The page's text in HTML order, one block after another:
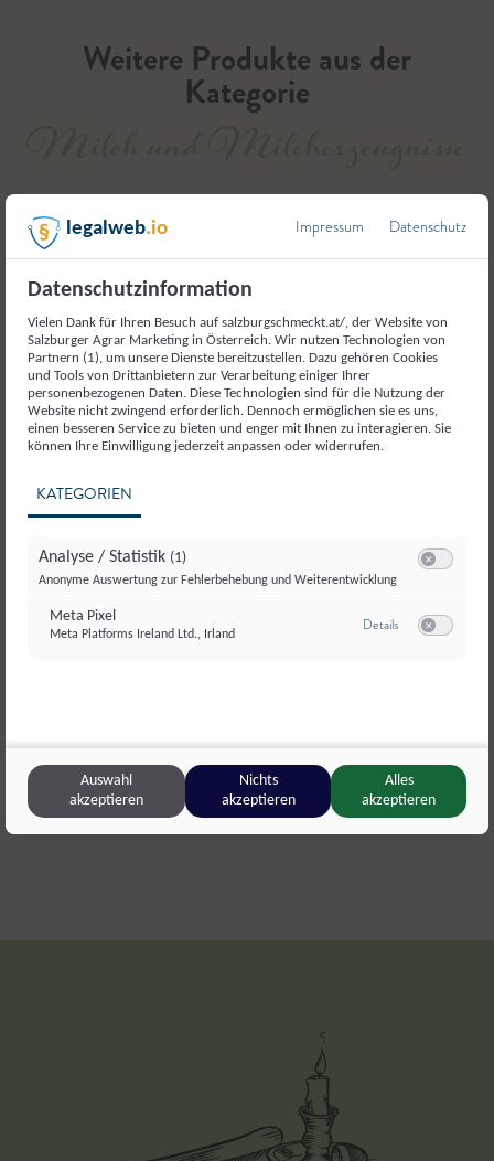
Weitere Produkte aus der
Kategorie
Riedltraube,Hartkäse
legalweb.io Impressum Datenschutz
Datenschutzinformation
Vielen Dank für Ihren Besuch auf salzburgschmeckt.at/, der Website von
Salzburger Agrar Marketing in Österreich. Wir nutzen Technologien von
Partnern (1), um unsere Dienste bereitzustellen. Dazu gehören Cookies
und Tools von Drittanbietern zur Verarbeitung einiger Ihrer
personenbezogenen Daten. Diese Technologien sind für die Nutzung der
Website nicht zwingend erforderlich. Dennoch ermöglichen sie es uns,
einen besseren Service zu bieten und enger mit Ihnen zu interagieren. Sie
können Ihre Einwilligung jederzeit anpassen oder widerrufen.
KATEGORIEN
Analyse / Statistik (1)
Anonyme Auswertung zur Fehlerbehebung und Weiterentwicklung
Meta Pixel
Meta Platforms Ireland Ltd., Irland
Detailszu Meta Pixel
Auswahl
akzeptieren
Nichts
akzeptieren
Alles
akzeptieren